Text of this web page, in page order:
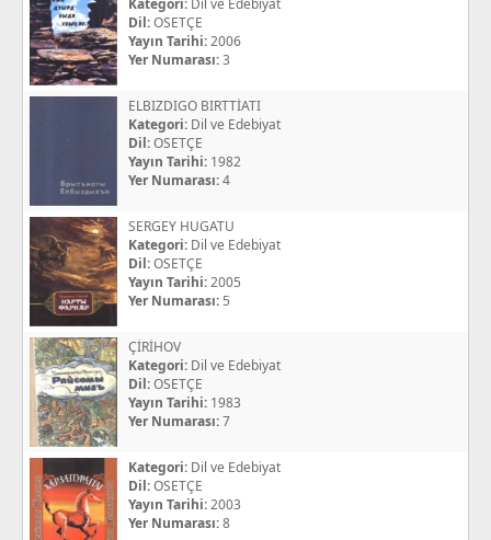
Kategori: Dil ve Edebiyat
Dil:OSETÇE
Yayın Tarihi:2006
Yer Numarası:3
ELBIZDIGO BIRTTİATI
Kategori: Dil ve Edebiyat
Dil:OSETÇE
Yayın Tarihi: 1982
Yer Numarası:4
SERGEY HUGATU
Kategori: Dil ve Edebiyat
Dil:OSETÇE
Yayın Tarihi:2005
Yer Numarası: 5
ÇİRİHOV
Kategori: Dil ve Edebiyat
Dil:OSETÇE
Yayın Tarihi: 1983
Yer Numarası:7
Kategori: Dil ve Edebiyat
Dil:OSETÇE
Yayın Tarihi:2003
Yer Numarası:8